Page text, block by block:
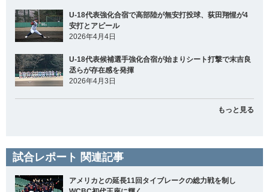
U-18代表強化合宿で高部陸が無安打投球、荻田翔惺が4
安打とアピール
2026年4月4日
U-18代表候補選手強化合宿が始まりシート打撃で末吉良
丞らが存在感を発揮
2026年4月3日
もっと見る
試合レポート 関連記事
アメリカとの延長11回タイブレークの総力戦を制し